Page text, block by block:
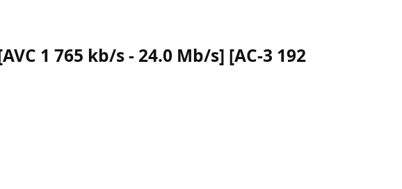
1 765 kb/s - 24.0 Mb/s] [AC-3 192